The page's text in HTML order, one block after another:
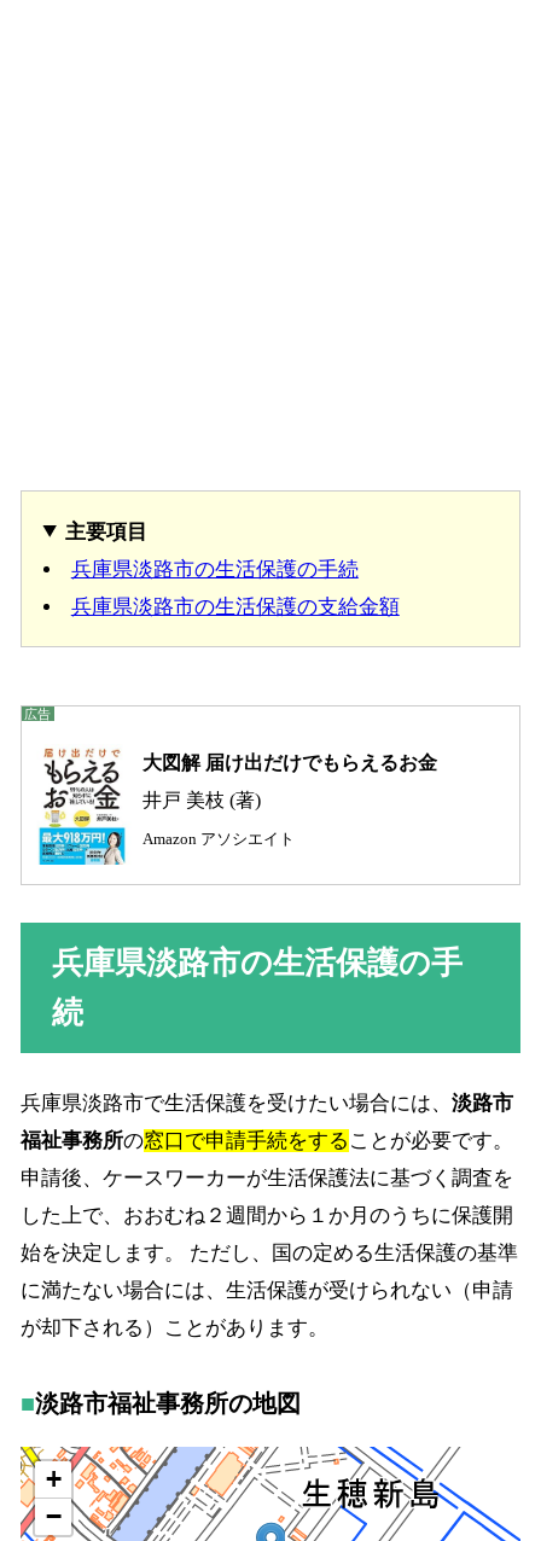
主要項目
兵庫県淡路市の生活保護の手続
兵庫県淡路市の生活保護の支給金額
大図解 届け出だけでもらえるお金
井戸 美枝 (著)
Amazon アソシエイト
兵庫県淡路市の生活保護の手
続
兵庫県淡路市で生活保護を受けたい場合には、淡路市
福祉事務所の窓口で申請手続をする ことが必要です。
申請後、ケースワーカーが生活保護法に基づく調査を
した上で、おおむね２週間から１か月のうちに保護開
始を決定します。 ただし、国の定める生活保護の基準
に満たない場合には、生活保護が受けられない（申請
が却下される）ことがあります。
淡路市福祉事務所の地図